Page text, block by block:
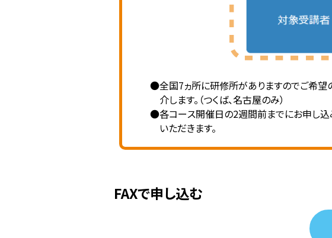
●全国7ヵ所に研修所がありますのでご希望
介します。（つくば、名古屋のみ）
●各コース開催日の2週間前までにお申し込
いただきます。
FAXで申し込む